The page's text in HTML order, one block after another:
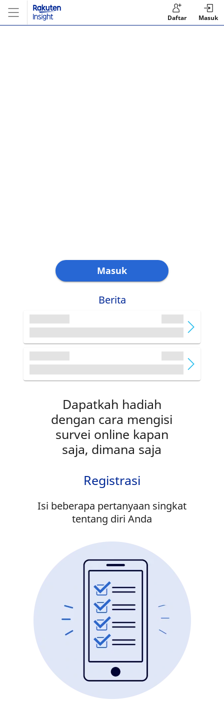
Daftar Masuk
Masuk
Berita
Dapatkah hadiah
dengan cara mengisi
survei online kapan
saja, dimana saja
Registrasi
Isi beberapa pertanyaan singkat
tentang diri Anda